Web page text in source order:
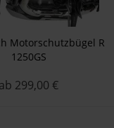
Motorschutzbügel R
1250GS
ab 299,00 €